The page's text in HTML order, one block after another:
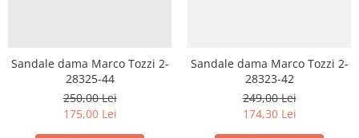
Sandale dama Marco Tozzi 2-
28325-44
250,00 Lei
175,00 Lei
Sandale dama Marco Tozzi 2-
28323-42
249,00 Lei
174,30 Lei